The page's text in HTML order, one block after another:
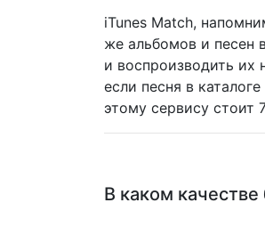
iTunes Match,
же альбомов и песен
и воспроизводить
если песня в
этому сервису стоит
В каком